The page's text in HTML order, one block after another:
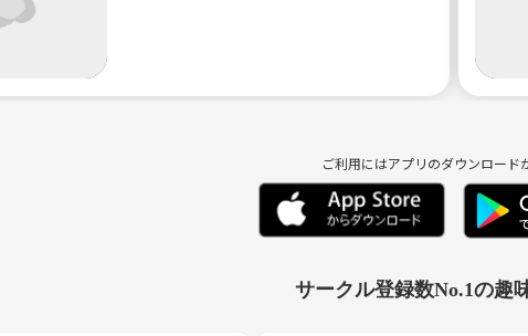
トが盛りだくさん‼️
信じていない人も、宇宙人も、ぜひぜひ、お気軽にご参加ください！🫵👽
ご利用にはアプリのダウンロード
サークル登録数No.1の趣